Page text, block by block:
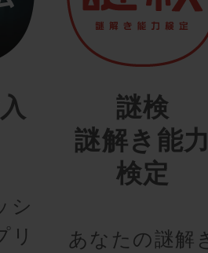
シ
リ
謎検
謎解き能
検定
あなたの謎解